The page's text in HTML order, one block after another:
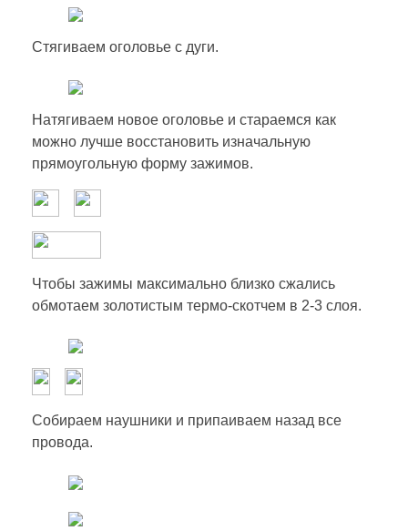
Стягиваем оголовье с дуги.
Натягиваем новое оголовье и стараемся как
можно лучше восстановить изначальную
прямоугольную форму зажимов.
Чтобы зажимы максимально близко сжались
обмотаем золотистым термо-скотчем в 2-3 слоя.
Собираем наушники и припаиваем назад все
провода.